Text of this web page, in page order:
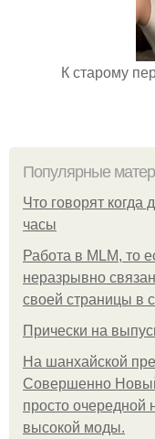
К старому
Популярные
Что говорят когда
часы
Работа в MLM, то
неразрывно
своей страницы в
Прически на
На шанхайской
Совершенно
просто очередной
высокой моды.